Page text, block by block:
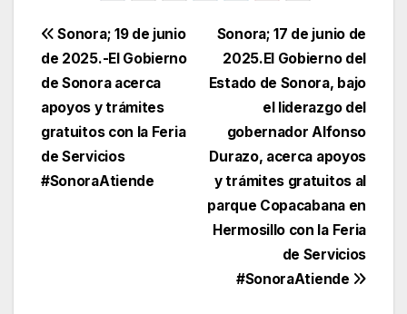
Navegación
de
entradas
Sonora; 17 de junio de
2025.El Gobierno del
Estado de Sonora, bajo
el liderazgo del
gobernador Alfonso
Durazo, acerca apoyos
y trámites gratuitos al
parque Copacabana en
Hermosillo con la Feria
de Servicios
#SonoraAtiende
Sonora; 19 de junio
de 2025.-El Gobierno
de Sonora acerca
apoyos y trámites
gratuitos con la Feria
de Servicios
#SonoraAtiende